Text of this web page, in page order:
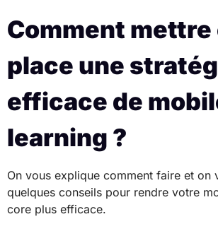
Comment mettre
place une
efficace de
learning ?
On vous explique comment faire et on
quelques conseils pour rendre votre
core plus efficace.